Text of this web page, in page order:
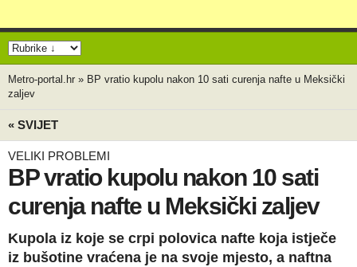
Metro-portal.hr » BP vratio kupolu nakon 10 sati curenja nafte u Meksički
zaljev
« SVIJET
VELIKI PROBLEMI
BP vratio kupolu nakon 10 sati
curenja nafte u Meksički zaljev
Kupola iz koje se crpi polovica nafte koja istječe
iz bušotine vraćena je na svoje mjesto, a naftna